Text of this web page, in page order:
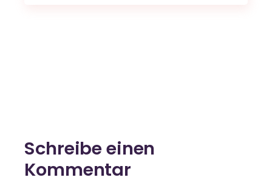
Schreibe einen
Kommentar